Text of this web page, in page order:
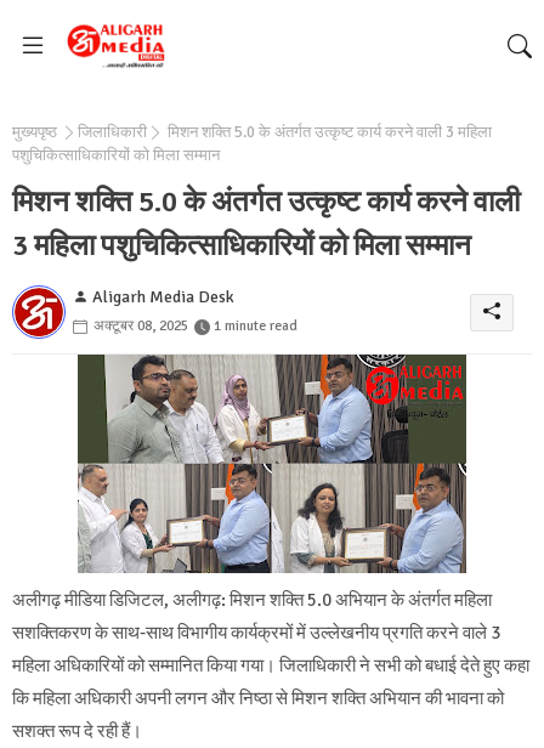
मुख्यपृष्ठ जिलाधिकारी
मिशन शक्ति 5.0 के अंतर्गत उत्कृष्ट कार्य करने वाली 3 महिला
पशुचिकित्साधिकारियों को मिला सम्मान
मिशन शक्ति 5.0 के अंतर्गत उत्कृष्ट कार्य करने वाली
3 महिला पशुचिकित्साधिकारियों को मिला सम्मान
Aligarh Media Desk
अक्टूबर 08, 2025 1 minute read
अलीगढ़ मीडिया डिजिटल, अलीगढ़: मिशन शक्ति 5.0 अभियान के अंतर्गत महिला
सशक्तिकरण के साथ-साथ विभागीय कार्यक्रमों में उल्लेखनीय प्रगति करने वाले 3
महिला अधिकारियों को सम्मानित किया गया। जिलाधिकारी ने सभी को बधाई देते हुए कहा
कि महिला अधिकारी अपनी लगन और निष्ठा से मिशन शक्ति अभियान की भावना को
सशक्त रूप दे रही हैं।